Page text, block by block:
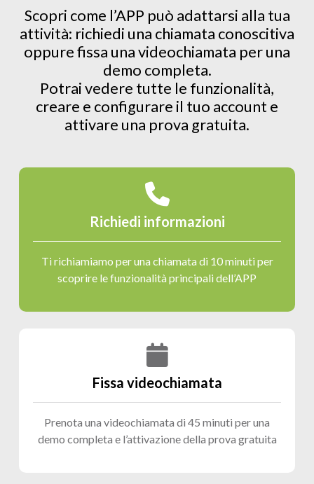
Scopri come l’APP può adattarsi alla tua
attività: richiedi una chiamata conoscitiva
oppure fissa una videochiamata per una
demo completa.
Potrai vedere tutte le funzionalità,
creare e configurare il tuo account e
attivare una prova gratuita.
Richiedi informazioni
Ti richiamiamo per una chiamata di 10 minuti per
scoprire le funzionalità principali dell’APP
Fissa videochiamata
Prenota una videochiamata di 45 minuti per una
demo completa e l’attivazione della prova gratuita